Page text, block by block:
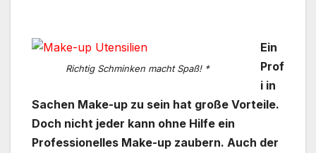
Richtig Schminken macht Spaß! *
Ein
Prof
i in
Sachen Make-up zu sein hat große Vorteile.
Doch nicht jeder kann ohne Hilfe ein
Professionelles Make-up zaubern. Auch der